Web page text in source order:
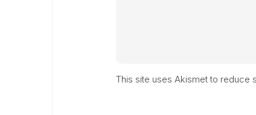
This site uses Akismet to reduce